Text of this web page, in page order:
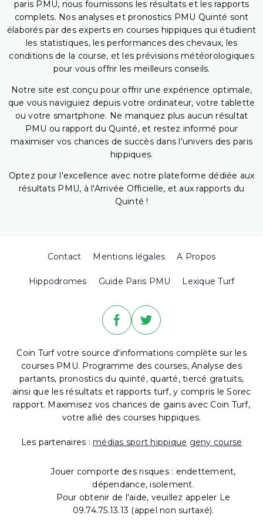
paris PMU, nous fournissons les résultats et les rapports
complets. Nos analyses et pronostics PMU Quinté sont
élaborés par des experts en courses hippiques qui étudient
les statistiques, les performances des chevaux, les
conditions de la course, et les prévisions météorologiques
pour vous offrir les meilleurs conseils.
Notre site est conçu pour offrir une expérience optimale,
que vous naviguiez depuis votre ordinateur, votre tablette
ou votre smartphone. Ne manquez plus aucun résultat
PMU ou rapport du Quinté, et restez informé pour
maximiser vos chances de succès dans l'univers des paris
hippiques.
Optez pour l'excellence avec notre plateforme dédiée aux
résultats PMU, à l'Arrivée Officielle, et aux rapports du
Quinté !
Contact Mentions légales A Propos
Hippodromes Guide Paris PMU Lexique Turf
Coin Turf votre source d'informations complète sur les
courses PMU. Programme des courses, Analyse des
partants, pronostics du quinté, quarté, tiercé gratuits,
ainsi que les résultats et rapports turf, y compris le Sorec
rapport. Maximisez vos chances de gains avec Coin Turf,
votre allié des courses hippiques.
Les partenaires : médias sport hippique geny course
Jouer comporte des risques : endettement,
dépendance, isolement.
Pour obtenir de l'aide, veuillez appeler Le
09.74.75.13.13 (appel non surtaxé).